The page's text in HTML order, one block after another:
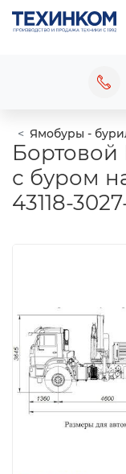
Ямобуры -
Бортовой
с буром
43118-